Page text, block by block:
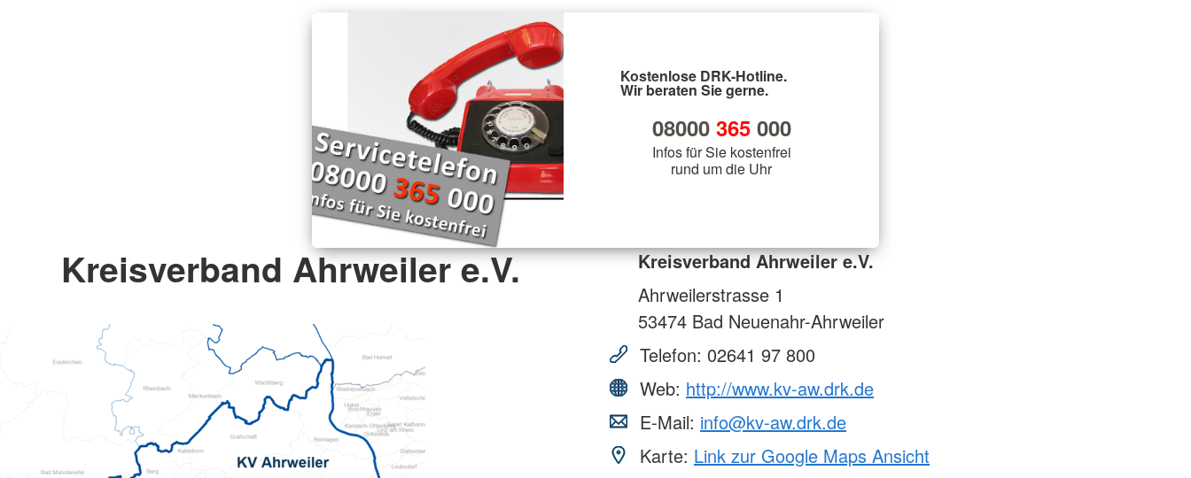
Kostenlose DRK-Hotline.
Wir beraten Sie gerne.
08000 365000
Infos für Sie kostenfrei
rund um die Uhr
Kreisverband Ahrweiler e.V.
Kreisverband Ahrweiler e.V.
Ahrweilerstrasse 1
53474 Bad Neuenahr-Ahrweiler
Telefon: 02641 97 800
Web: http://www.kv-aw.drk.de
E-Mail: info@kv-aw.drk.de
Karte: Link zur Google Maps Ansicht